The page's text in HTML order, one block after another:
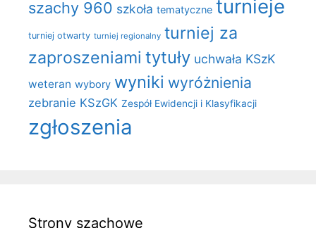
szachy 960 szkoła tematyczne turnieje
turniej otwarty turniej regionalny turniej za
zaproszeniami tytuły uchwała KSzK
weteran wybory wyniki wyróżnienia
zebranie KSzGK Zespół Ewidencji i Klasyfikacji
zgłoszenia
Strony szachowe